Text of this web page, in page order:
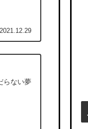
2021.12.29
らない夢